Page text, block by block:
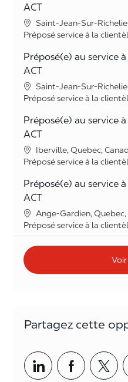
ACT
LieuSaint-Jean-Sur-
Catégorie
Préposé service à la
Préposé(e) au service
ACT
LieuSaint-Jean-Sur-
Catégorie
Préposé service à la
Préposé(e) au service
ACT
LieuIberville, Quebec,
Catégorie
Préposé service à la
Préposé(e) au service
ACT
LieuAnge-Gardien, Quebec,
Catégorie
Préposé service à la
Voir
Partagez cette
Partager par